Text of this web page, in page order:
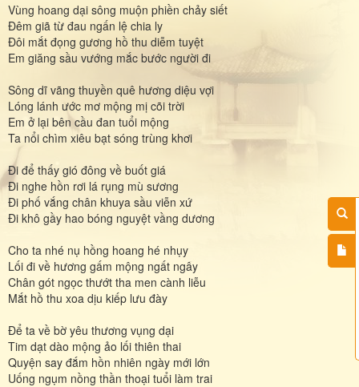
Vùng hoang dại sông muộn phiền chảy siết
Đêm giã từ đau ngấn lệ chia ly
Đôi mắt đọng gương hồ thu diễm tuyệt
Em giăng sầu vướng mắc bước người đi
Sông dĩ vãng thuyền quê hương diệu vợi
Lóng lánh ước mơ mộng mị cõi trời
Em ở lại bên cầu đan tuổi mộng
Ta nổi chìm xiêu bạt sóng trùng khơi
Đi để thấy gió đông về buốt giá
Đi nghe hồn rơi lá rụng mù sương
Đi phố vắng chân khuya sầu viễn xứ
Đi khô gầy hao bóng nguyệt vầng dương
Cho ta nhé nụ hồng hoang hé nhụy
Lối đi về hương gấm mộng ngất ngây
Chân gót ngọc thướt tha men cành liễu
Mắt hồ thu xoa dịu kiếp lưu đày
Để ta về bờ yêu thương vụng dại
Tim dạt dào mộng ảo lối thiên thai
Quyện say đắm hồn nhiên ngày mới lớn
Uống ngụm nồng thần thoại tuổi làm trai